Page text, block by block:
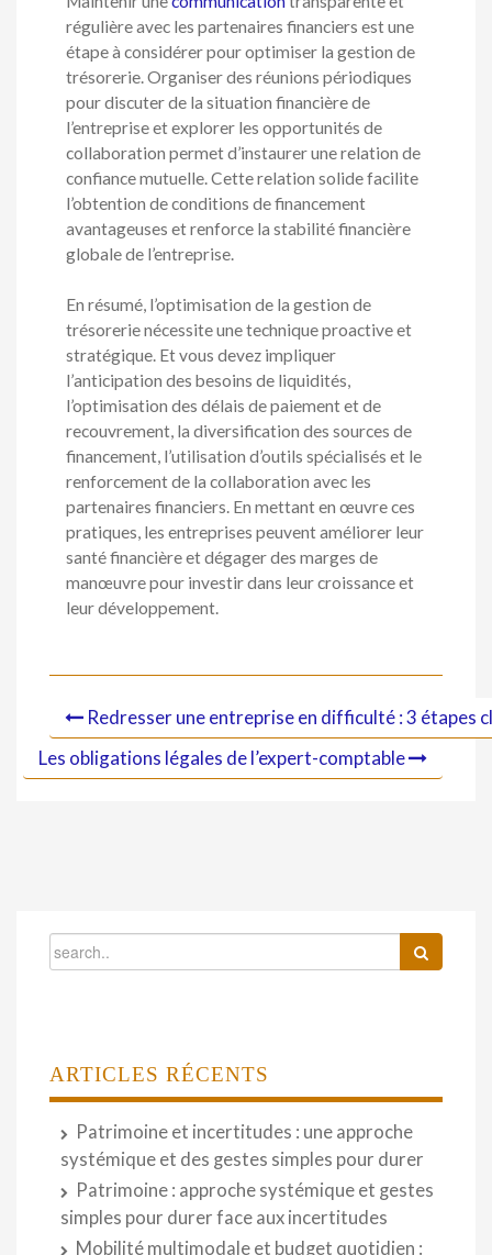
régulière avec les partenaires financiers est une
étape à considérer pour optimiser la gestion de
trésorerie. Organiser des réunions périodiques
pour discuter de la situation financière de
l’entreprise et explorer les opportunités de
collaboration permet d’instaurer une relation de
confiance mutuelle. Cette relation solide facilite
l’obtention de conditions de financement
avantageuses et renforce la stabilité financière
globale de l’entreprise.
En résumé, l’optimisation de la gestion de
trésorerie nécessite une technique proactive et
stratégique. Et vous devez impliquer
l’anticipation des besoins de liquidités,
l’optimisation des délais de paiement et de
recouvrement, la diversification des sources de
financement, l’utilisation d’outils spécialisés et le
renforcement de la collaboration avec les
partenaires financiers. En mettant en œuvre ces
pratiques, les entreprises peuvent améliorer leur
santé financière et dégager des marges de
manœuvre pour investir dans leur croissance et
leur développement.
Redresser une entreprise en difficulté : 3 étapes
Les obligations légales de l’expert-comptable
ARTICLES RÉCENTS
Patrimoine et incertitudes : une approche
systémique et des gestes simples pour durer
Patrimoine : approche systémique et gestes
simples pour durer face aux incertitudes
Mobilité multimodale et budget quotidien :